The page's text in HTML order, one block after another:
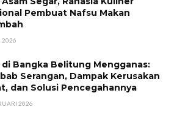
Pembuat Nafsu Makan
2026
di Bangka Belitung Mengganas:
Serangan, Dampak Kerusakan
dan Solusi Pencegahannya
2026